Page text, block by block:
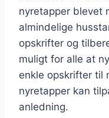
nyretapper blevet
almindelige
opskrifter og
muligt for alle at
enkle opskrifter til
nyretapper kan
anledning.